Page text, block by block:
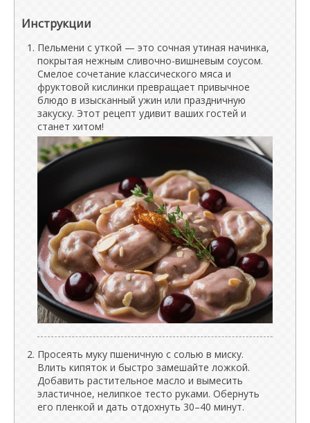
Инструкции
Пельмени с уткой — это сочная утиная начинка,
покрытая нежным сливочно-вишневым соусом.
Смелое сочетание классического мяса и
фруктовой кислинки превращает привычное
блюдо в изысканный ужин или праздничную
закуску. Этот рецепт удивит ваших гостей и
станет хитом!
Просеять муку пшеничную с солью в миску.
Влить кипяток и быстро замешайте ложкой.
Добавить растительное масло и вымесить
эластичное, нелипкое тесто руками. Обернуть
его пленкой и дать отдохнуть 30–40 минут.